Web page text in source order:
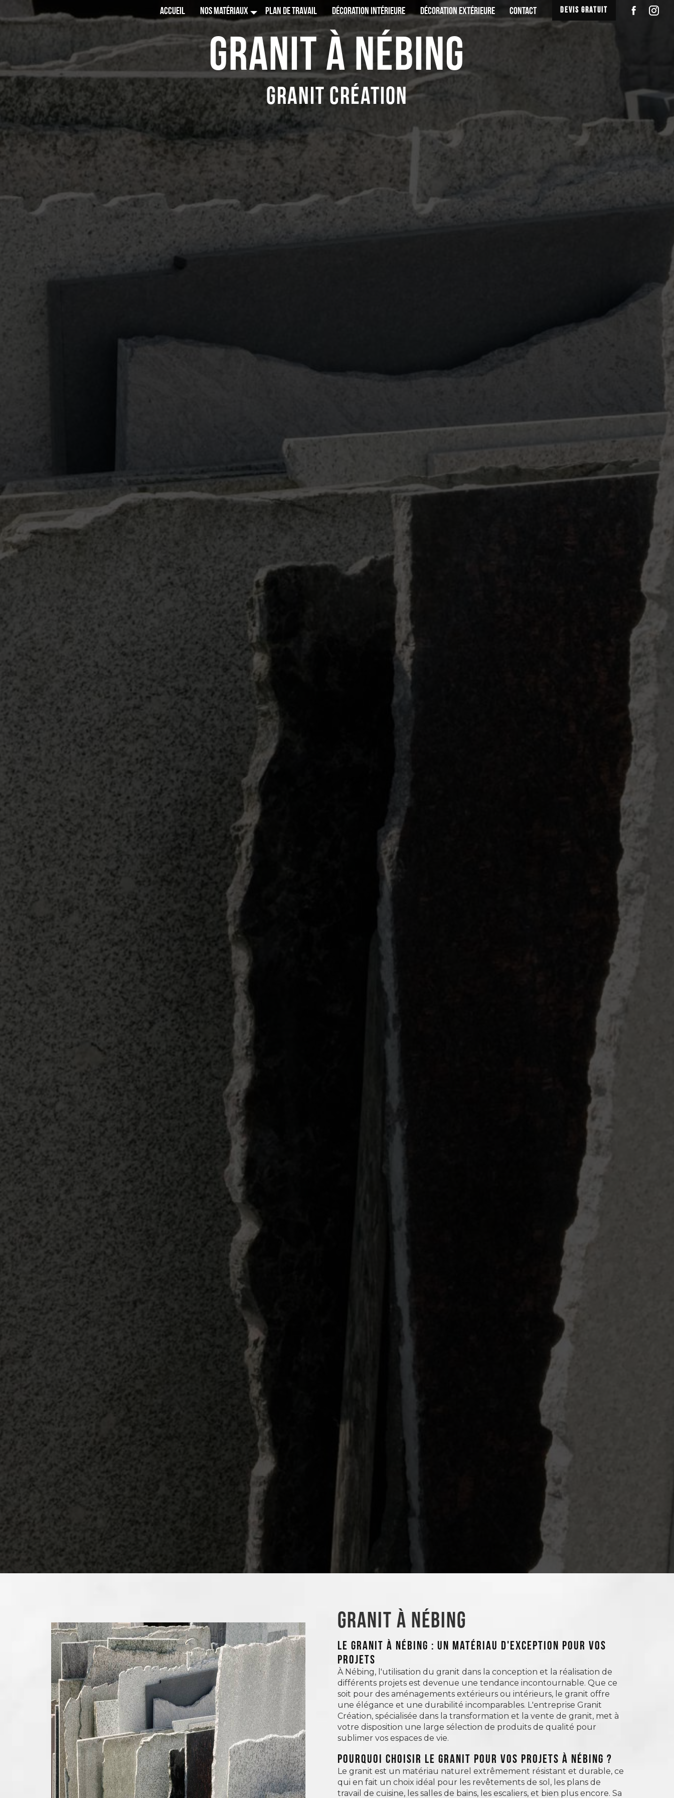
ACCUEIL NOS MATÉRIAUX PLAN DE TRAVAIL DÉCORATION INTÉRIEURE DÉCORATION EXTÉRIEURE CONTACT DEVIS GRATUIT
Granit à Nébing
Granit Création
Granit à Nébing
LE GRANIT À NÉBING : UN MATÉRIAU D'EXCEPTION POUR VOS
PROJETS
À Nébing, l'utilisation du granit dans la conception et la réalisation de
différents projets est devenue une tendance incontournable. Que ce
soit pour des aménagements extérieurs ou intérieurs, le granit offre
une élégance et une durabilité incomparables. L'entreprise Granit
Création, spécialisée dans la transformation et la vente de granit, met à
votre disposition une large sélection de produits de qualité pour
sublimer vos espaces de vie.
Pourquoi choisir le granit pour vos projets à Nébing ?
Le granit est un matériau naturel extrêmement résistant et durable, ce
qui en fait un choix idéal pour les revêtements de sol, les plans de
travail de cuisine, les salles de bains, les escaliers, et bien plus encore. Sa